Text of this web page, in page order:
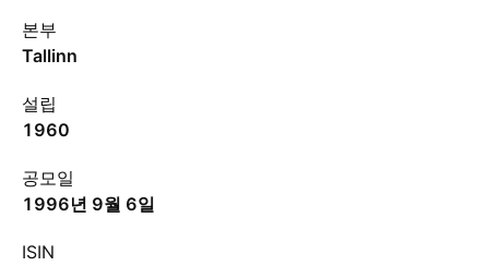
본부
Tallinn
설립
1960
공모일
1996년 9월 6일
ISIN